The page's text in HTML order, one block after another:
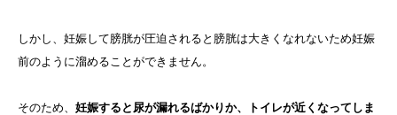
しかし、妊娠して膀胱が圧迫されると膀胱は大きくなれないため妊娠
前のように溜めることができません。
そのため、 妊娠すると尿が漏れるばかりか、トイレが近くなってしま